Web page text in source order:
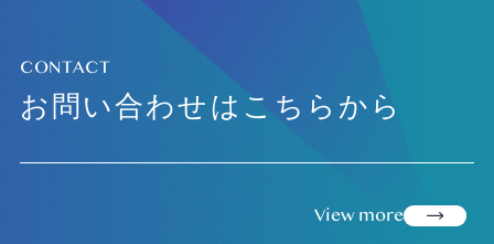
CONTACT
お問い合わせはこちらから
view more